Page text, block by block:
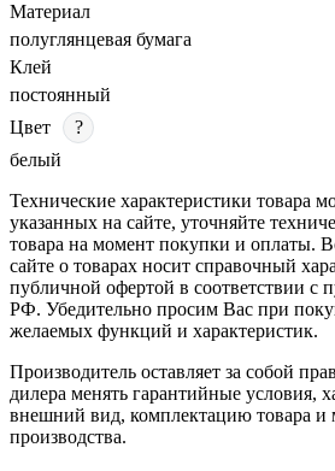
Материал
полуглянцевая бумага
Клей
постоянный
Цвет
?
белый
Технические характеристики товара
указанных на сайте, уточняйте
товара на момент покупки и оплаты.
сайте о товарах носит справочный
публичной офертой в соответствии с
РФ. Убедительно просим Вас при
желаемых функций и характеристик.
Производитель оставляет за собой
дилера менять гарантийные условия,
внешний вид, комплектацию товара и
производства.